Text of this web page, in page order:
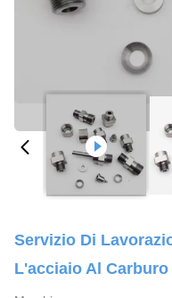
Servizio Di
L'acciaio Al